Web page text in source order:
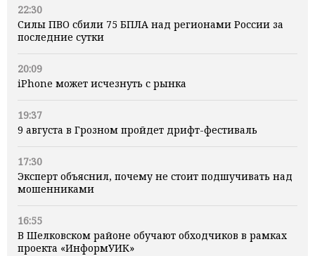
22:30
Силы ПВО сбили 75 БПЛА над регионами России за
последние сутки
20:09
iPhone может исчезнуть с рынка
19:37
9 августа в Грозном пройдет дрифт-фестиваль
17:30
Эксперт объяснил, почему не стоит подшучивать над
мошенниками
16:55
В Шелковском районе обучают обходчиков в рамках
проекта «ИнформУИК»